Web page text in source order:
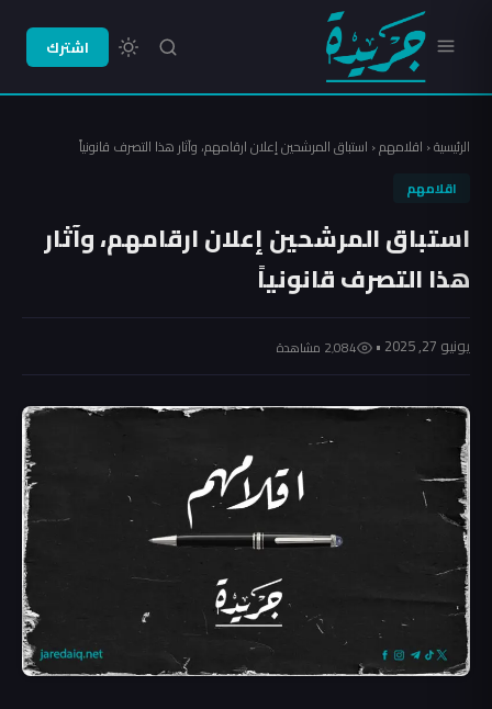
اشترك
الرئيسية‹ اقلامهم‹ استباق المرشحين إعلان ارقامهم، وآثار هذا التصرف قانونياً
اقلامهم
استباق المرشحين إعلان ارقامهم، وآثار
هذا التصرف قانونياً
يونيو 27, 2025 • 2٬084 مشاهدة